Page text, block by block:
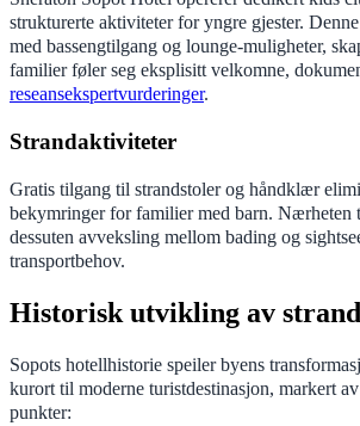
strukturerte aktiviteter for yngre gjester.
med bassengtilgang og lounge-muligheter,
familier føler seg eksplisitt velkomne,
reseansekspertvurderinger.
Strandaktiviteter
Gratis tilgang til strandstoler og håndklær
bekymringer for familier med barn. Nærheten
dessuten avveksling mellom bading og
transportbehov.
Historisk utvikling av
Sopots hotellhistorie speiler byens
kurort til moderne turistdestinasjon, markert
punkter: